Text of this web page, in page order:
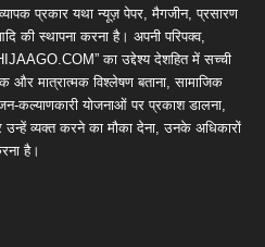
प्रकार यथा न्यूज़ पेपर, मैगजीन, प्रसारण
की स्थापना करना है। अपनी परिपक्व,
का उद्देश्य देशहित में सच्ची
मात्रात्मक विश्लेषण बताना, सामाजिक
कल्याणकारी योजनाओं पर प्रकाश डालना,
व्यक्त करने का मौका देना, उनके अधिकारों
है।